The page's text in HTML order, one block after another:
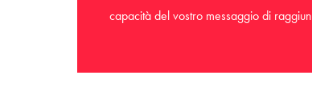
capacità del vostro messaggio di